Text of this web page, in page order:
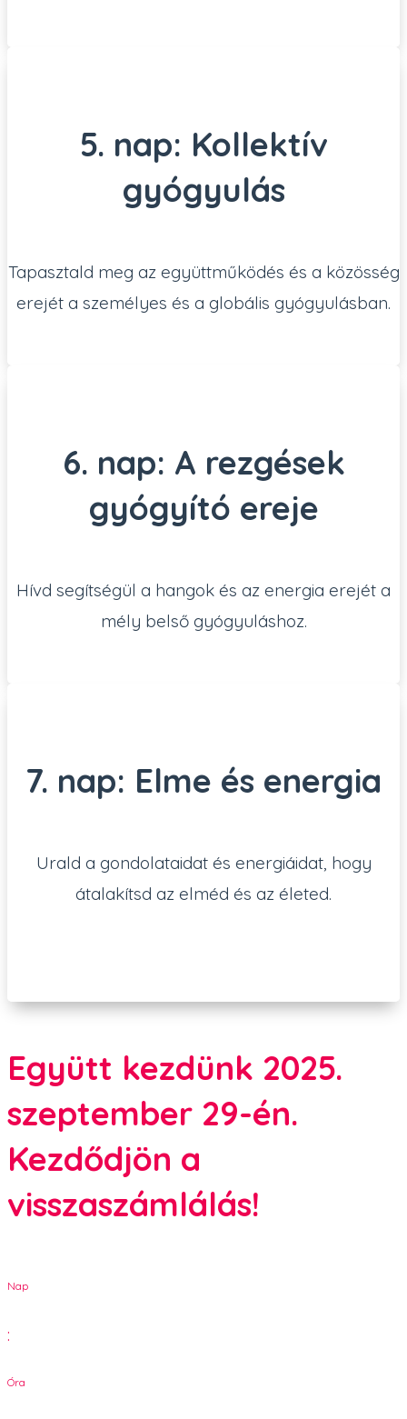
5. nap: Kollektív
gyógyulás
Tapasztald meg az együttműködés és a közösség
erejét a személyes és a globális gyógyulásban.
6. nap: A rezgések
gyógyító ereje
Hívd segítségül a hangok és az energia erejét a
mély belső gyógyuláshoz.
7. nap: Elme és energia
Urald a gondolataidat és energiáidat, hogy
átalakítsd az elméd és az életed.
Együtt kezdünk 2025.
szeptember 29-én.
Kezdődjön a
visszaszámlálás!
Nap
:
Óra